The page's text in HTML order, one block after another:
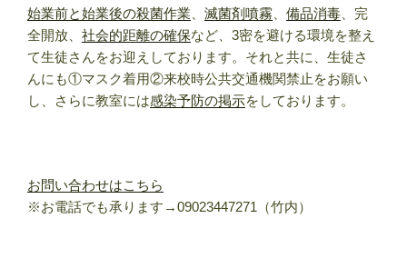
始業前と始業後の殺菌作業
滅菌剤噴霧 備品消毒 、完
全開放、 社会的距離の確保など、3密を避ける環境を整え
て生徒さんをお迎えしております。それと共に、生徒さ
んにも①マスク着用②来校時公共交通機関禁止をお願い
し、さらに教室には感染予防の掲示をしております。
お問い合わせはこちら
※お電話でも承ります→09023447271（竹内）